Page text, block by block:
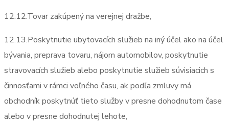
12.12.Tovar zakúpený na verejnej dražbe,
12.13.Poskytnutie ubytovacích služieb na iný účel ako na účel
bývania, preprava tovaru, nájom automobilov, poskytnutie
stravovacích služieb alebo poskytnutie služieb súvisiacich s
činnosťami v rámci voľného času, ak podľa zmluvy má
obchodník poskytnúť tieto služby v presne dohodnutom čase
alebo v presne dohodnutej lehote,